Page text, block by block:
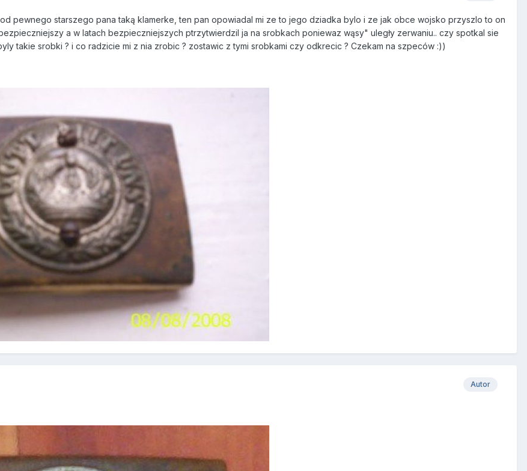
pewnego starszego pana taką klamerke, ten pan opowiadal mi ze to jego dziadka bylo i ze jak obce wojsko przyszlo to on
a w latach bezpieczniejszych ptrzytwierdzil ja na srobkach poniewaz wąsy" uległy zerwaniu.. czy spotkal sie
takie srobki ? i co radzicie mi z nia zrobic ? zostawic z tymi srobkami czy odkrecic ? Czekam na szpeców :))
Autor